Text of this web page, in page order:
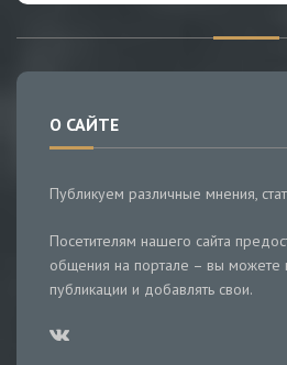
О САЙТЕ
Публикуем различные мнения,
Посетителям нашего сайта
общения на портале – вы можете
публикации и добавлять свои.